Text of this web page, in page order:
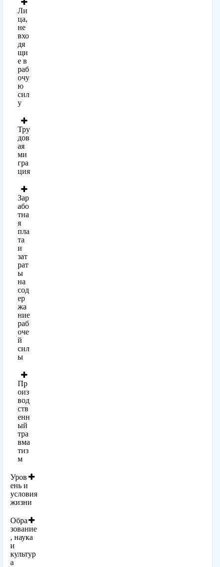
Ли
ца,
не
вхо
дя
щи
е в
раб
очу
ю
сил
у
Тру
дов
ая
ми
гра
ция
Зар
або
тна
я
пла
та
и
зат
рат
ы
на
сод
ер
жа
ние
раб
оче
й
сил
ы
Пр
оиз
вод
ств
енн
ый
тра
вма
тиз
м
Уров
ень и
условия
жизни
Обра
зование
, наука
и
культур
а